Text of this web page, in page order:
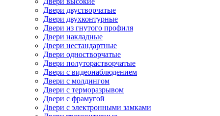
Двери двустворчатые
Двери двухконтурные
Двери из гнутого профиля
Двери накладные
Двери нестандартные
Двери одностворчатые
Двери полуторастворчатые
Двери с видеонаблюдением
Двери с молдингом
Двери с терморазрывом
Двери с фрамугой
Двери с электронными замками